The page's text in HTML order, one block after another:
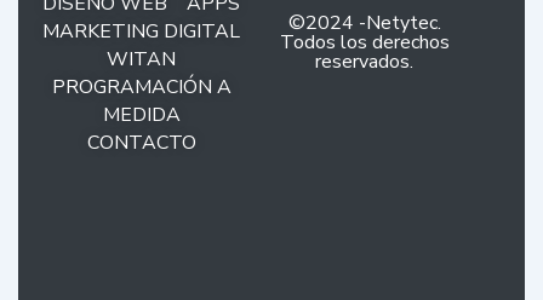
MARKETING DIGITAL
WITAN
PROGRAMACIÓN A
MEDIDA
CONTACTO
©2024 -Netytec.
Todos los derechos
reservados.